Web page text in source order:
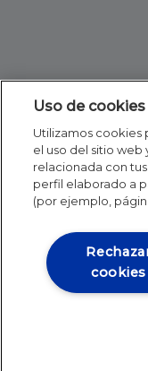
Uso de cookies
Utilizamos cookies
el uso del sitio
relacionada con
perfil elaborado a
(por ejemplo,
cookies